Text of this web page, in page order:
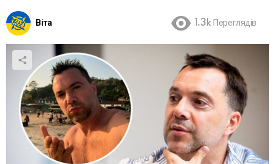
Віта 1.3k Переглядів